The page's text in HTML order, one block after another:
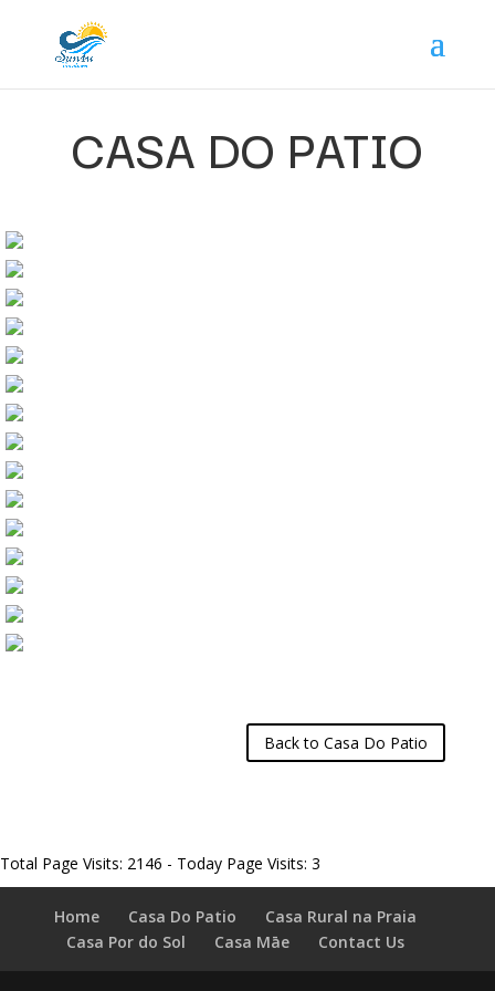
CASA DO PATIO
Back to Casa Do Patio
Total Page Visits: 2146 - Today Page Visits: 3
Home Casa Do Patio
Casa Rural na Praia
Casa Por do Sol
Casa Māe Contact Us